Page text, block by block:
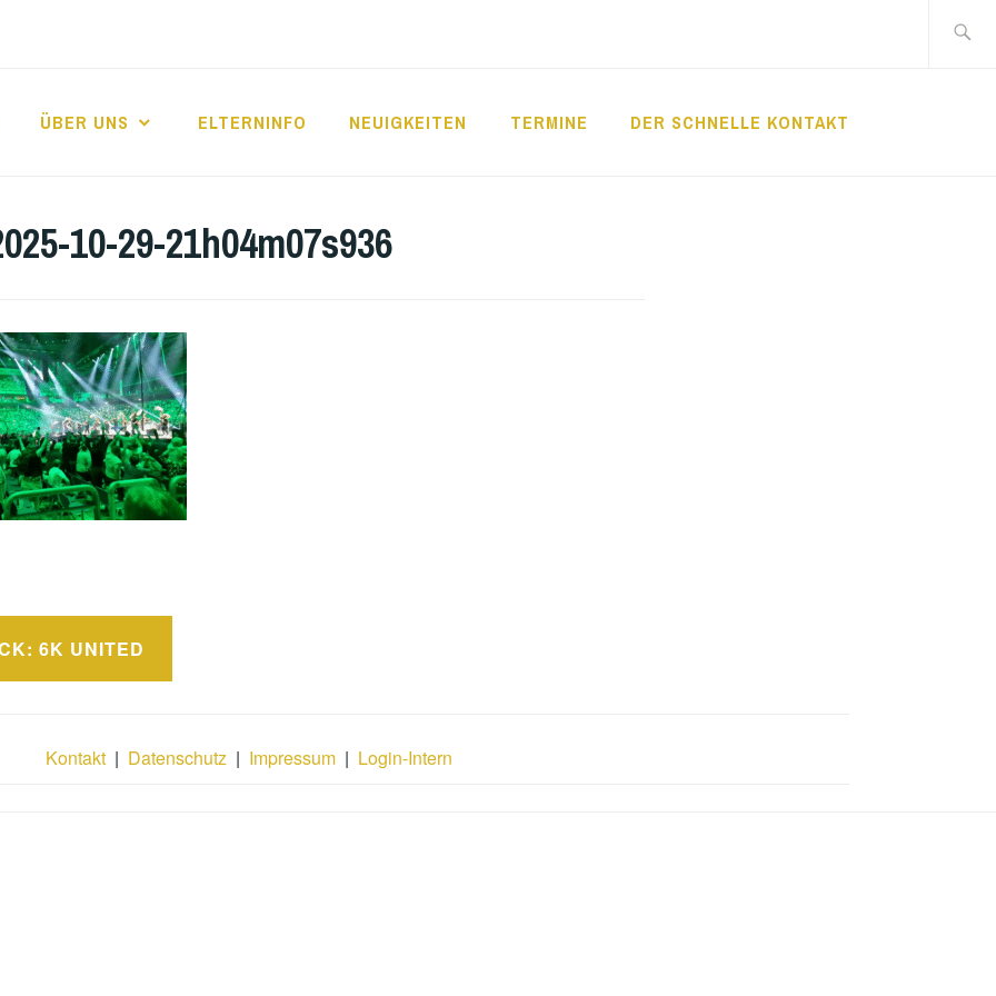
nach:
ÜBER UNS ELTERNINFO NEUIGKEITEN TERMINE DER SCHNELLE KONTAKT
10-29-21h04m07s936
6K UNITED
Kontakt | Datenschutz | Impressum | Login-Intern